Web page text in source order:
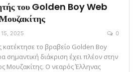
του Golden Boy Web
2025 0
το βραβείο Golden Boy
σημαντική διάκριση έχει πλέον στην
Μουζακίτης. Ο νεαρός Έλληνας